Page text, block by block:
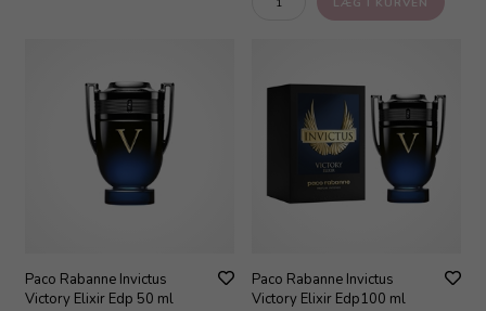
Paco Rabanne Invictus
Victory Elixir Edp 50 ml
Paco Rabanne Invictus
Victory Elixir Edp100 ml